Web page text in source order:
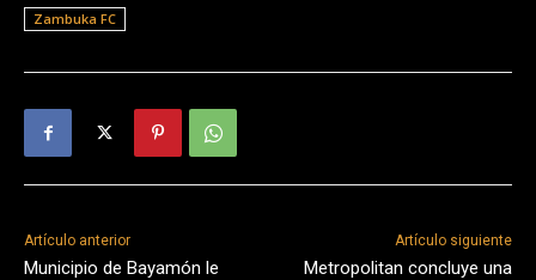
Zambuka FC
Artículo anterior
Municipio de Bayamón le
Artículo siguiente
Metropolitan concluye una